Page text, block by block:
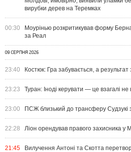
вирубки дерев на Теремках
00:30
Моурінью розкритикував форму
за Реал
09 СЕРПНЯ 2026
23:40 Костюк: Гра забувається, а
23:23 Туран: Іноді керувати — це взагалі не
23:00 ПСЖ близький до трансферу Судзукі
22:28 Ліон орендував правого захисника
21:45
Вилучення Антоні та Скотта